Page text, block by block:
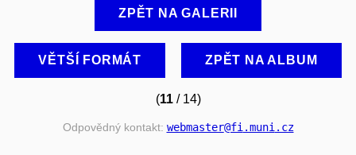
ZPĚT NA GALERII
VĚTŠÍ FORMÁT ZPĚT NA ALBUM
(11/ 14)
Odpovědný kontakt: webmaster@fi.muni.cz